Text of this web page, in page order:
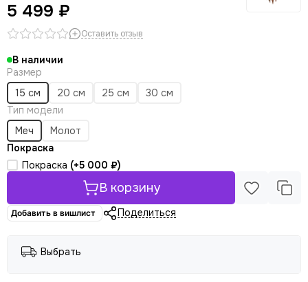
5 499 ₽
Оставить отзыв
В наличии
Размер
15 см
20 см 25 см
30 см
Тип модели
Меч
Молот
Покраска
Покраска (+5 000 ₽)
В корзину
Добавить в вишлист Поделиться
Выбрать